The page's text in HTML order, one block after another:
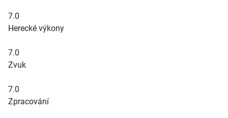
7.0
Herecké výkony
7.0
Zvuk
7.0
Zpracování